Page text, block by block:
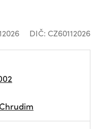
DIČ: CZ60112026